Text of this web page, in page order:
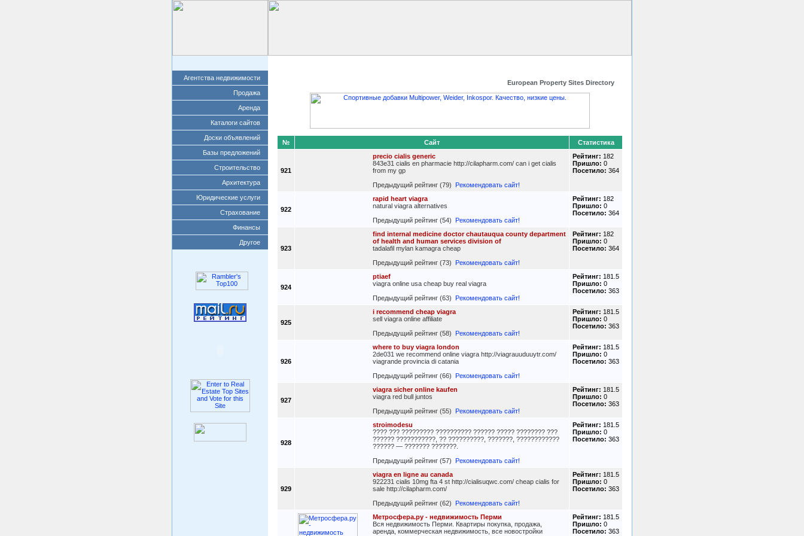
Агентства недвижимости
Продажа
Аренда
Каталоги сайтов
Доски объявлений
Базы предложений
Строительство
Архитектура
Юридические услуги
Страхование
Финансы
Другое
European Property Sites Directory
№ Сайт Статистика
921
precio cialis generic
843e31 cialis en pharmacie http://cilapharm.com/ can i get cialis
from my gp
Предыдущий рейтинг (79) Рекомендовать сайт!
Рейтинг: 182
Пришло: 0
Посетило: 364
922
rapid heart viagra
natural viagra alternatives
Предыдущий рейтинг (54) Рекомендовать сайт!
Рейтинг: 182
Пришло: 0
Посетило: 364
923
find internal medicine doctor chautauqua county department
of health and human services division of
tadalafil mylan kamagra cheap
Предыдущий рейтинг (73) Рекомендовать сайт!
Рейтинг: 182
Пришло: 0
Посетило: 364
924
ptiaef
viagra online usa cheap buy real viagra
Предыдущий рейтинг (63) Рекомендовать сайт!
Рейтинг: 181.5
Пришло: 0
Посетило: 363
925
i recommend cheap viagra
sell viagra online affiliate
Предыдущий рейтинг (58) Рекомендовать сайт!
Рейтинг: 181.5
Пришло: 0
Посетило: 363
926
where to buy viagra london
2de031 we recommend online viagra http://viagrauuduuytr.com/
viagrande provincia di catania
Предыдущий рейтинг (66) Рекомендовать сайт!
Рейтинг: 181.5
Пришло: 0
Посетило: 363
927
viagra sicher online kaufen
viagra red bull juntos
Предыдущий рейтинг (55) Рекомендовать сайт!
Рейтинг: 181.5
Пришло: 0
Посетило: 363
928
stroimodesu
???? ??? ????????? ?????????? ?????? ????? ???????? ???
?????? ???????????, ?? ??????????, ???????, ????????????
?????? — ??????? ???????.
Предыдущий рейтинг (57) Рекомендовать сайт!
Рейтинг: 181.5
Пришло: 0
Посетило: 363
929
viagra en ligne au canada
922231 cialis 10mg fta 4 st http://cialisuqwc.com/ cheap cialis for
sale http://cilapharm.com/
Предыдущий рейтинг (62) Рекомендовать сайт!
Рейтинг: 181.5
Пришло: 0
Посетило: 363
Метросфера.ру - недвижимость Перми
Вся недвижимость Перми. Квартиры покупка, продажа,
аренда, коммерческая недвижимость, все новостройки
Рейтинг: 181.5
Пришло: 0
Посетило: 363